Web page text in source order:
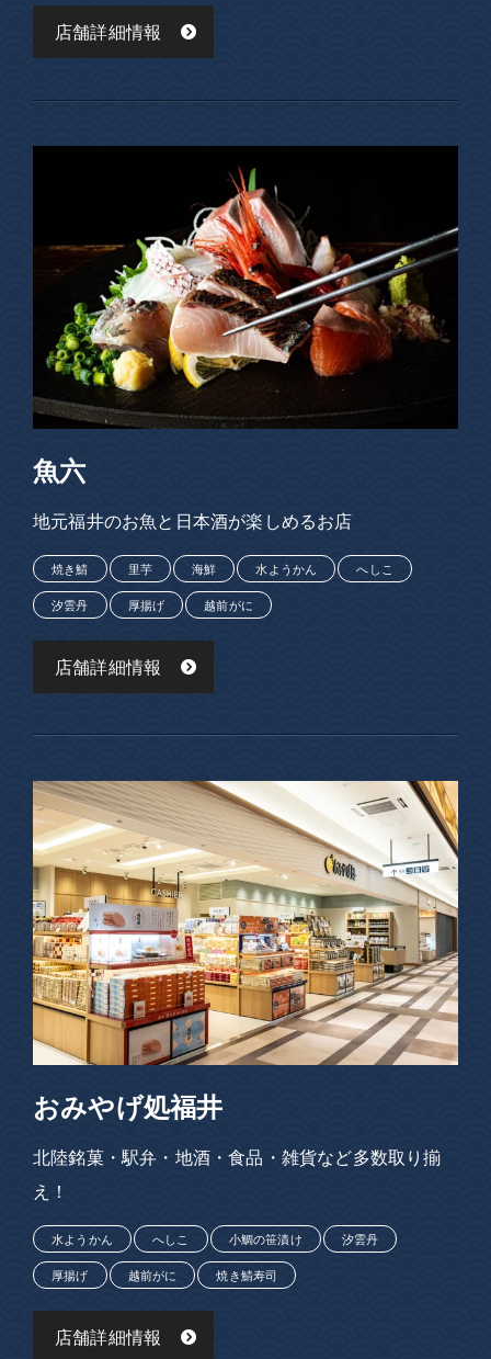
店舗詳細情報
魚六
地元福井のお魚と日本酒が楽しめるお店
焼き鯖 里芋 海鮮 水ようかん へしこ
汐雲丹 厚揚げ 越前がに
店舗詳細情報
おみやげ処福井
北陸銘菓・駅弁・地酒・食品・雑貨など多数取り揃
え！
水ようかん へしこ 小鯛の笹漬け 汐雲丹
厚揚げ 越前がに 焼き鯖寿司
店舗詳細情報